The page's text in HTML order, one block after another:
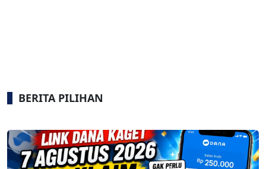
BERITA PILIHAN